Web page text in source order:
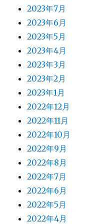
2023年7月
2023年6月
2023年5月
2023年4月
2023年3月
2023年2月
2023年1月
2022年12月
2022年11月
2022年10月
2022年9月
2022年8月
2022年7月
2022年6月
2022年5月
2022年4月